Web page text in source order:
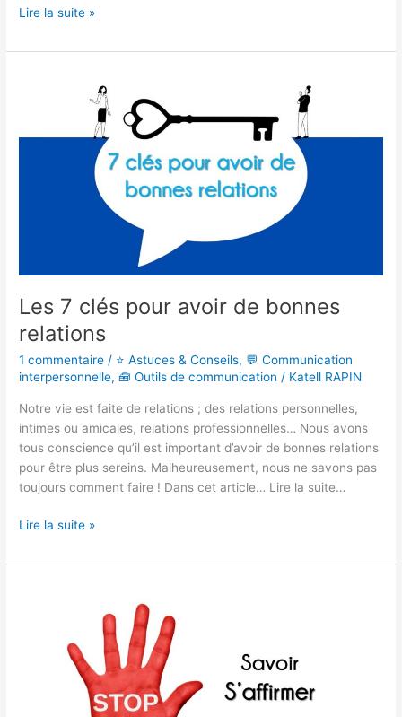
Lire la suite »
Les 7 clés pour avoir de bonnes
relations
1 commentaire / ⭐ Astuces & Conseils, 💬 Communication
interpersonnelle,🧰 Outils de communication / Katell RAPIN
Notre vie est faite de relations ; des relations personnelles,
intimes ou amicales, relations professionnelles… Nous avons
tous conscience qu’il est important d’avoir de bonnes relations
pour être plus sereins. Malheureusement, nous ne savons pas
toujours comment faire ! Dans cet article… Lire la suite…
pour
Lire la suite »
interlocuteur ?